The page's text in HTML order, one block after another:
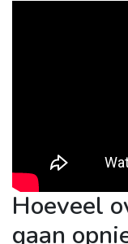
Hoeveel
gaan